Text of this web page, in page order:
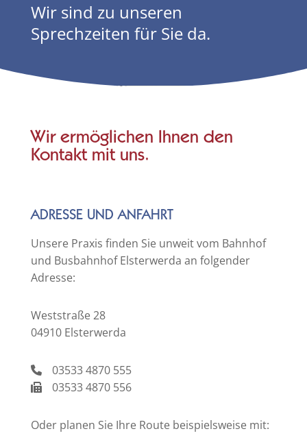
Wir sind zu unseren
Sprechzeiten für Sie da.
Wir ermöglichen Ihnen den
Kontakt mit uns.
ADRESSE UND ANFAHRT
Unsere Praxis finden Sie unweit vom Bahnhof
und Busbahnhof Elsterwerda an folgender
Adresse:
Weststraße 28
04910 Elsterwerda
03533 4870 555
03533 4870 556
Oder planen Sie Ihre Route beispielsweise mit: